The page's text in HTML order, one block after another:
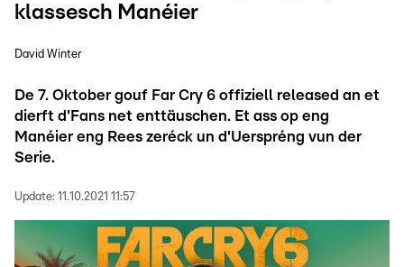
klassesch Manéier
David Winter
De 7. Oktober gouf Far Cry 6 offiziell released an et
dierft d'Fans net enttäuschen. Et ass op eng
Manéier eng Rees zeréck un d'Uerspréng vun der
Serie.
Update: 11.10.2021 11:57